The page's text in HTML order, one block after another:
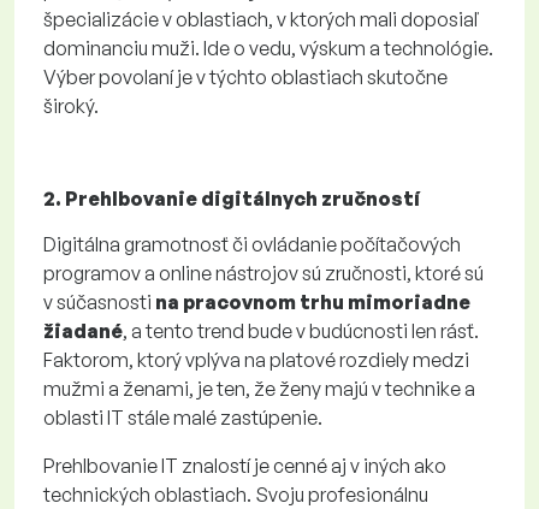
špecializácie v oblastiach, v ktorých mali doposiaľ
dominanciu muži. Ide o vedu, výskum a technológie.
Výber povolaní je v týchto oblastiach skutočne
široký.
2. Prehlbovanie digitálnych zručností
Digitálna gramotnosť či ovládanie počítačových
programov a online nástrojov sú zručnosti, ktoré sú
v súčasnosti na pracovnom trhu mimoriadne
žiadané, a tento trend bude v budúcnosti len rásť.
Faktorom, ktorý vplýva na platové rozdiely medzi
mužmi a ženami, je ten, že ženy majú v technike a
oblasti IT stále malé zastúpenie.
Prehlbovanie IT znalostí je cenné aj v iných ako
technických oblastiach. Svoju profesionálnu